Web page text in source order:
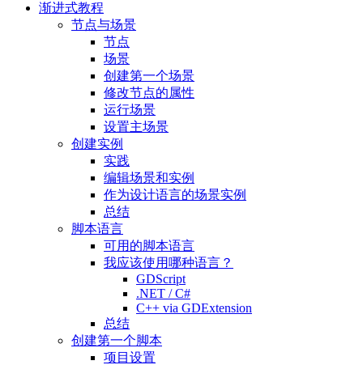
渐进式教程
节点与场景
节点
场景
创建第一个场景
修改节点的属性
运行场景
设置主场景
创建实例
实践
编辑场景和实例
作为设计语言的场景实例
总结
脚本语言
可用的脚本语言
我应该使用哪种语言？
GDScript
.NET / C#
C++ via GDExtension
总结
创建第一个脚本
项目设置